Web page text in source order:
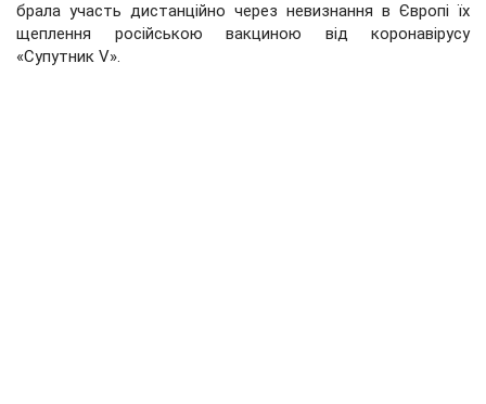
брала участь дистанційно через невизнання в Європі їх
щеплення російською вакциною від коронавірусу
«Супутник V».